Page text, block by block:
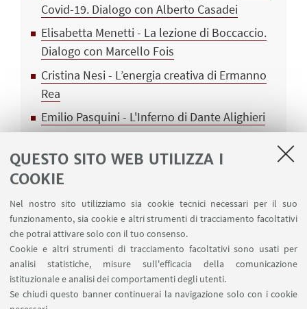
QUESTO SITO WEB UTILIZZA I
COOKIE
Nel nostro sito utilizziamo sia cookie tecnici necessari per il suo
funzionamento, sia cookie e altri strumenti di tracciamento facoltativi
che potrai attivare solo con il tuo consenso.
Cookie e altri strumenti di tracciamento facoltativi sono usati per
analisi statistiche, misure sull'efficacia della comunicazione
istituzionale e analisi dei comportamenti degli utenti.
Se chiudi questo banner continuerai la navigazione solo con i cookie
Covid-19. Dialogo con Alberto Casadei
Elisabetta Menetti - La lezione di Boccaccio.
Dialogo con Marcello Fois
Cristina Nesi - L’energia creativa di Ermanno
Rea
Emilio Pasquini - L'Inferno di Dante Alighieri
sempre
Mario Rigoni Stern - Nemico: una parola
assente
Lucia Rodler (a cura) - Guia Risari intervistata
da studentesse e studenti di Psicologia e
Interfacce della comunicazione
Filippo Rosace - Oltre i confini dello Stato